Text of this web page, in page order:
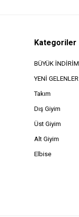
Kategoriler
BÜYÜK İNDİRİM
YENİ GELENLER
Takım
Dış Giyim
Üst Giyim
Alt Giyim
Elbise